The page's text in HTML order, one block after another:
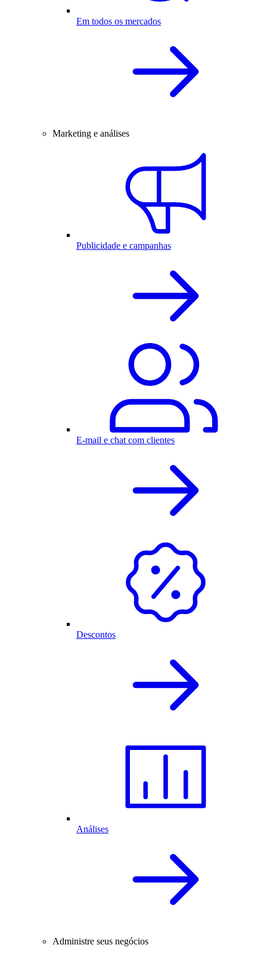
Em todos os mercados
Marketing e análises
Publicidade e campanhas
E-mail e chat com clientes
Descontos
Análises
Administre seus negócios